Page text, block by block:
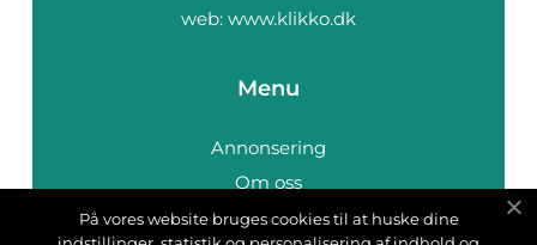
web: www.klikko.dk
Menu
Annonsering
Om oss
Cookies
På vores website bruges cookies til at huske dine